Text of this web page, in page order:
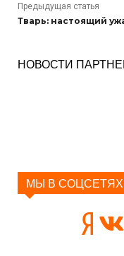
Предыдущая статья
Тварь: настоящий
НОВОСТИ
МЫ В СОЦСЕТЯХ